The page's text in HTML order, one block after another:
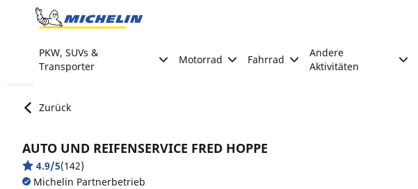
Go to page content
PKW, SUVs &
Transporter
Motorrad Fahrrad
Andere
Aktivitäten
Zurück
AUTO UND REIFENSERVICE FRED HOPPE
4.9/5(142)
Michelin Partnerbetrieb